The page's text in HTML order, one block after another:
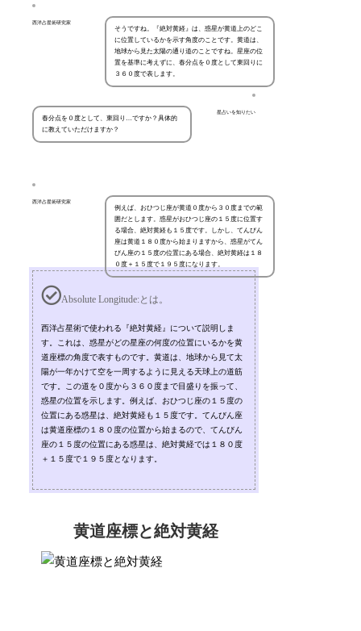
西洋占星術研究家
そうですね。『絶対黄経』は、惑星が黄道上のどこ
に位置しているかを示す角度のことです。黄道は、
地球から見た太陽の通り道のことですね。星座の位
置を基準に考えずに、春分点を０度として東回りに
３６０度で表します。
星占いを知りたい
春分点を０度として、東回り…ですか？具体的
に教えていただけますか？
西洋占星術研究家
例えば、おひつじ座が黄道０度から３０度までの範
囲だとします。惑星がおひつじ座の１５度に位置す
る場合、絶対黄経も１５度です。しかし、てんびん
座は黄道１８０度から始まりますから、惑星がてん
びん座の１５度の位置にある場合、絶対黄経は１８
０度＋１５度で１９５度になります。
Absolute Longitude:とは。
西洋占星術で使われる『絶対黄経』について説明しま
す。これは、惑星がどの星座の何度の位置にいるかを黄
道座標の角度で表すものです。黄道は、地球から見て太
陽が一年かけて空を一周するように見える天球上の道筋
です。この道を０度から３６０度まで目盛りを振って、
惑星の位置を示します。例えば、おひつじ座の１５度の
位置にある惑星は、絶対黄経も１５度です。てんびん座
は黄道座標の１８０度の位置から始まるので、てんびん
座の１５度の位置にある惑星は、絶対黄経では１８０度
＋１５度で１９５度となります。
黄道座標と絶対黄経